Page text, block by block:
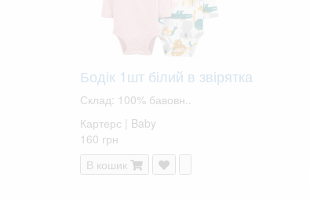
Бодік 1шт білий в звірятка
Склад: 100% бавовн..
Картерс | Baby
160 грн
В кошик